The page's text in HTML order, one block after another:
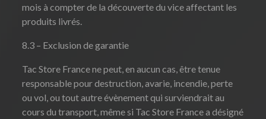
mois à compter de la découverte du vice affectant les
produits livrés.
8.3 – Exclusion de garantie
Tac Store France ne peut, en aucun cas, être tenue
responsable pour destruction, avarie, incendie, perte
ou vol, ou tout autre évènement qui surviendrait au
cours du transport, même si Tac Store France a désigné